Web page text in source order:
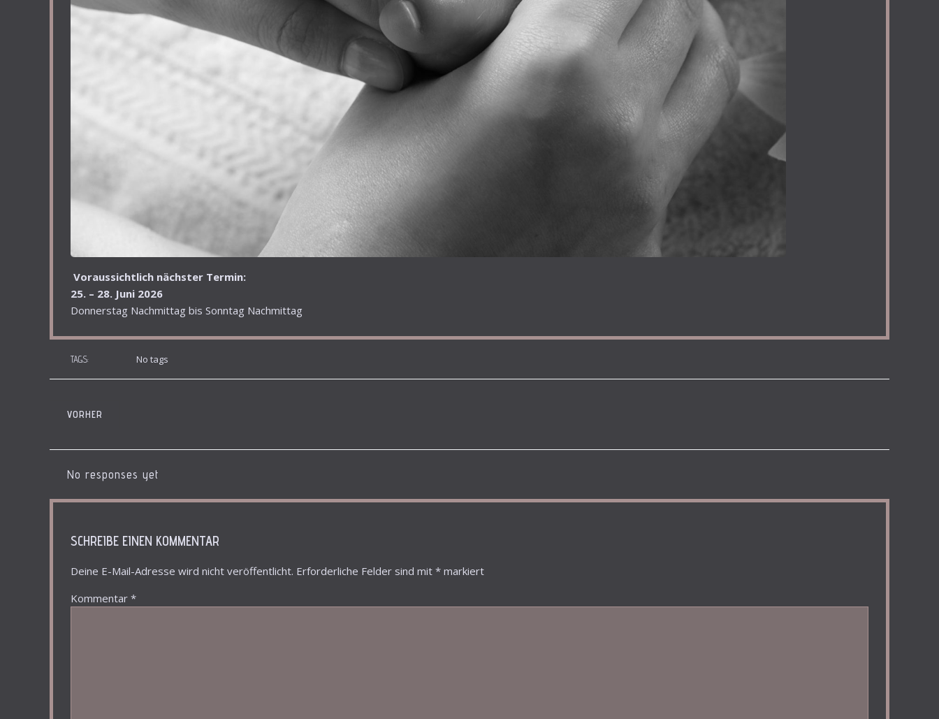
Voraussichtlich nächster Termin:
25. – 28. Juni 2026
Donnerstag Nachmittag bis Sonntag Nachmittag
TAGS: No tags
VORHER
No responses yet
SCHREIBE EINEN KOMMENTAR
Deine E-Mail-Adresse wird nicht veröffentlicht. Erforderliche Felder sind mit * markiert
Kommentar *